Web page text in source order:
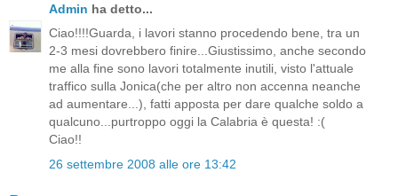
Admin ha detto...
Ciao!!!!Guarda, i lavori stanno procedendo bene, tra un
2-3 mesi dovrebbero finire...Giustissimo, anche secondo
me alla fine sono lavori totalmente inutili, visto l'attuale
traffico sulla Jonica(che per altro non accenna neanche
ad aumentare...), fatti apposta per dare qualche soldo a
qualcuno...purtroppo oggi la Calabria è questa! :(
Ciao!!
26 settembre 2008 alle ore 13:42